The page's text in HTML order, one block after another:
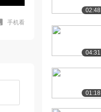
手机看
02:48
04:31
01:18